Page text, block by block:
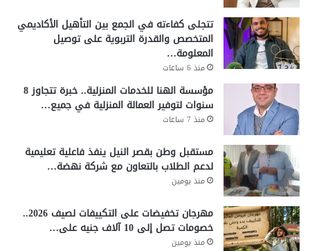
تتجلى كفاءته في الجمع بين التأهيل الأكاديمي
المتخصص والقدرة التربوية على توصيل
المعلومة…
منذ 6 ساعات
مؤسسة الهنا للخدمات المنزلية.. خبرة تتجاوز 8
سنوات لتوفير العمالة المنزلية في جميع…
منذ 7 ساعات
مستقبل وطن بقصر النيل ينفذ فاعلية تعليمية
لدعم الطلاب بالتعاون مع شركة نهضة…
منذ يومين
مهرجان تخفيضات على التكييفات لصيف 2026..
خصومات تصل إلى 10 آلاف جنيه على…
منذ يومين